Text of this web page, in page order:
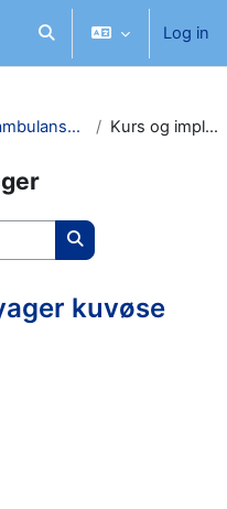
Toggle search inputLog in
Luftambulansetjenesten OUS Kurs og implementeringer
Search courses
kuvøse